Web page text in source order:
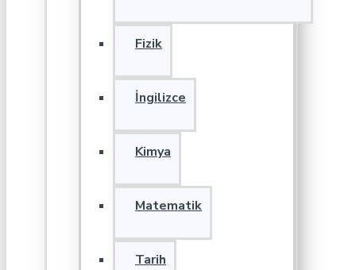
Fizik
İngilizce
Kimya
Matematik
Tarih